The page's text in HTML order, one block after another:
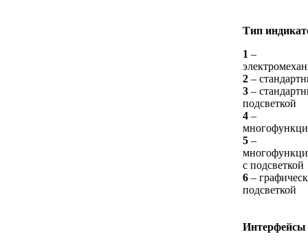
Тип
1 –
2 –
3 –
подсветкой
4 –
5 –
с подсветкой
6 –
подсветкой
Интерфейсы